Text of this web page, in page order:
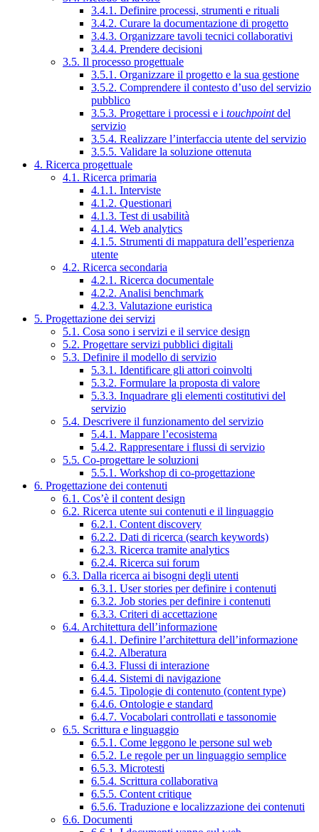
3.4.1. Definire processi, strumenti e rituali
3.4.2. Curare la documentazione di progetto
3.4.3. Organizzare tavoli tecnici collaborativi
3.4.4. Prendere decisioni
3.5. Il processo progettuale
3.5.1. Organizzare il progetto e la sua gestione
3.5.2. Comprendere il contesto d’uso del servizio
pubblico
3.5.3. Progettare i processi e i touchpointdel
servizio
3.5.4. Realizzare l’interfaccia utente del servizio
3.5.5. Validare la soluzione ottenuta
4. Ricerca progettuale
4.1. Ricerca primaria
4.1.1. Interviste
4.1.2. Questionari
4.1.3. Test di usabilità
4.1.4. Web analytics
4.1.5. Strumenti di mappatura dell’esperienza
utente
4.2. Ricerca secondaria
4.2.1. Ricerca documentale
4.2.2. Analisi benchmark
4.2.3. Valutazione euristica
5. Progettazione dei servizi
5.1. Cosa sono i servizi e il service design
5.2. Progettare servizi pubblici digitali
5.3. Definire il modello di servizio
5.3.1. Identificare gli attori coinvolti
5.3.2. Formulare la proposta di valore
5.3.3. Inquadrare gli elementi costitutivi del
servizio
5.4. Descrivere il funzionamento del servizio
5.4.1. Mappare l’ecosistema
5.4.2. Rappresentare i flussi di servizio
5.5. Co-progettare le soluzioni
5.5.1. Workshop di co-progettazione
6. Progettazione dei contenuti
6.1. Cos’è il content design
6.2. Ricerca utente sui contenuti e il linguaggio
6.2.1. Content discovery
6.2.2. Dati di ricerca (search keywords)
6.2.3. Ricerca tramite analytics
6.2.4. Ricerca sui forum
6.3. Dalla ricerca ai bisogni degli utenti
6.3.1. User stories per definire i contenuti
6.3.2. Job stories per definire i contenuti
6.3.3. Criteri di accettazione
6.4. Architettura dell’informazione
6.4.1. Definire l’architettura dell’informazione
6.4.2. Alberatura
6.4.3. Flussi di interazione
6.4.4. Sistemi di navigazione
6.4.5. Tipologie di contenuto (content type)
6.4.6. Ontologie e standard
6.4.7. Vocabolari controllati e tassonomie
6.5. Scrittura e linguaggio
6.5.1. Come leggono le persone sul web
6.5.2. Le regole per un linguaggio semplice
6.5.3. Microtesti
6.5.4. Scrittura collaborativa
6.5.5. Content critique
6.5.6. Traduzione e localizzazione dei contenuti
6.6. Documenti